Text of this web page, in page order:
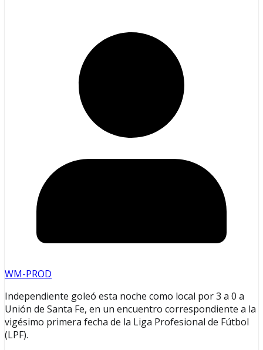
WM-PROD
Independiente goleó esta noche como local por 3 a 0 a
Unión de Santa Fe, en un encuentro correspondiente a la
vigésimo primera fecha de la Liga Profesional de Fútbol
(LPF).